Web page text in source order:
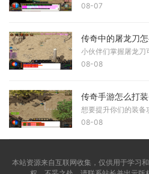
08-07
传奇中的屠龙刀
08-08
传奇手游怎么打
08-08
本站资源来自互联网收集，仅供用于学习